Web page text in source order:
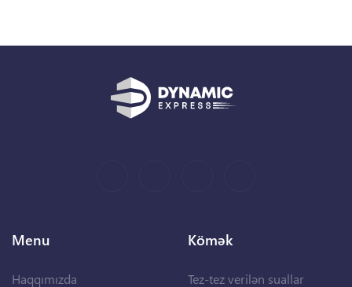
Menu
Haqqımızda
Kömək
Tez-tez verilən suallar